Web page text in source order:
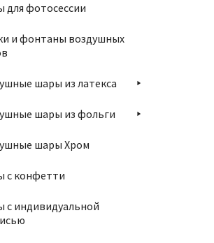
для фотосессии
и фонтаны воздушных
шары из латекса
шары из фольги
шары Хром
с конфетти
с индивидуальной